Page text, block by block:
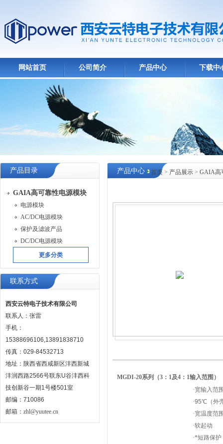
网站首页 公司简介 产品中心 下载中
产品目录
GAIA高可靠性电源模块
电源模块
AC/DC电源模块
保护及滤波产品
DC/DC电源模块
更多分类
联系方式
西安云特电子技术有限公司
联系人：张雷
手机：
15388696106,13891838710
传真：029-84532713
地址：陕西省西咸新区沣西新城
沣润西路2566号联东U谷沣西科
技创新谷一期1号楼501室
邮编：710086
邮箱： zhl@yuutee.cn
首页 > 产品展示 > GAIA高
产品中心
MGDI-20系列（3： 1及4： 1输入范围）
·宽输入范
·95℃（外
·宽温度范
·软起动
·*短路保护